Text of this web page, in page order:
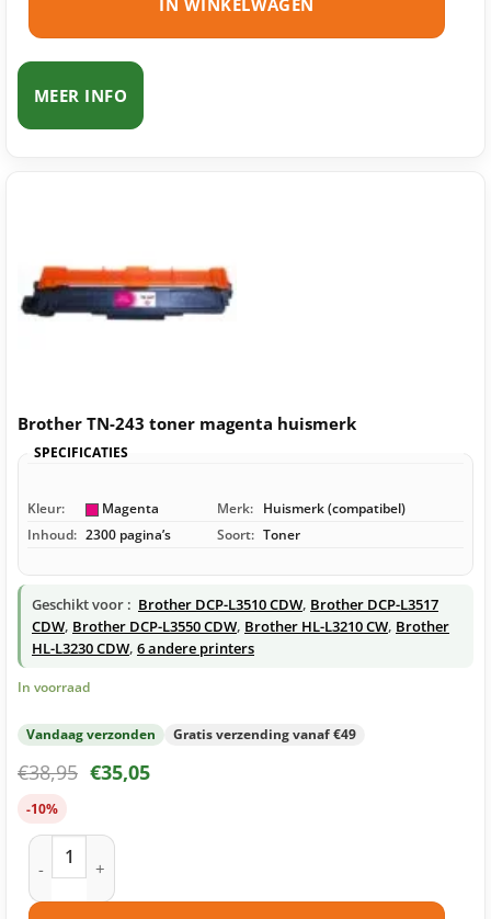
IN WINKELWAGEN
MEER INFO
Brother TN-243 toner magenta huismerk
SPECIFICATIES
Kleur: Magenta Merk: Huismerk (compatibel)
Inhoud: 2300 pagina’s Soort: Toner
Geschikt voor : Brother DCP-L3510 CDW, Brother DCP-L3517
CDW, Brother DCP-L3550 CDW, Brother HL-L3210 CW, Brother
HL-L3230 CDW, 6 andere printers
In voorraad
Vandaag verzonden Gratis verzending vanaf €49
€38,95 €35,05
-10%
Brother TN-243 toner magenta huismerk aantal